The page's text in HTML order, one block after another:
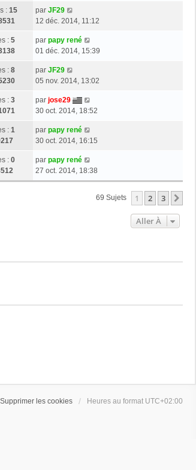
: 15
par JF29
12 déc. 2014, 11:12
: 5
par papy rené
01 déc. 2014, 15:39
: 8
par JF29
05 nov. 2014, 13:02
: 3
par jose29
30 oct. 2014, 18:52
: 1
par papy rené
30 oct. 2014, 16:15
: 0
par papy rené
27 oct. 2014, 18:38
69 Sujets 1 2 3
Aller À
Supprimer les cookies Heures au format UTC+02:00